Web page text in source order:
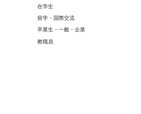
在学生
留学・国際交流
卒業生・一般・企業
教職員